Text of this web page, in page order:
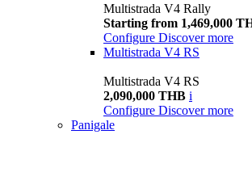
Multistrada V4 Rally
Starting from 1,469,000
Configure Discover more
Multistrada V4 RS
Multistrada V4 RS
2,090,000 THB i
Configure Discover more
Panigale